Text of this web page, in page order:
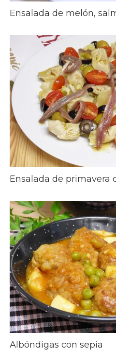
Ensalada de melón,
Ensalada de primavera
Albóndigas con sepia